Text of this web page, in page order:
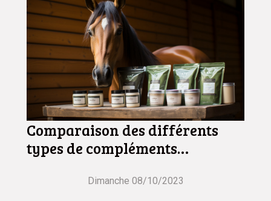
Comparaison des différents
types de compléments
Dimanche 08/10/2023